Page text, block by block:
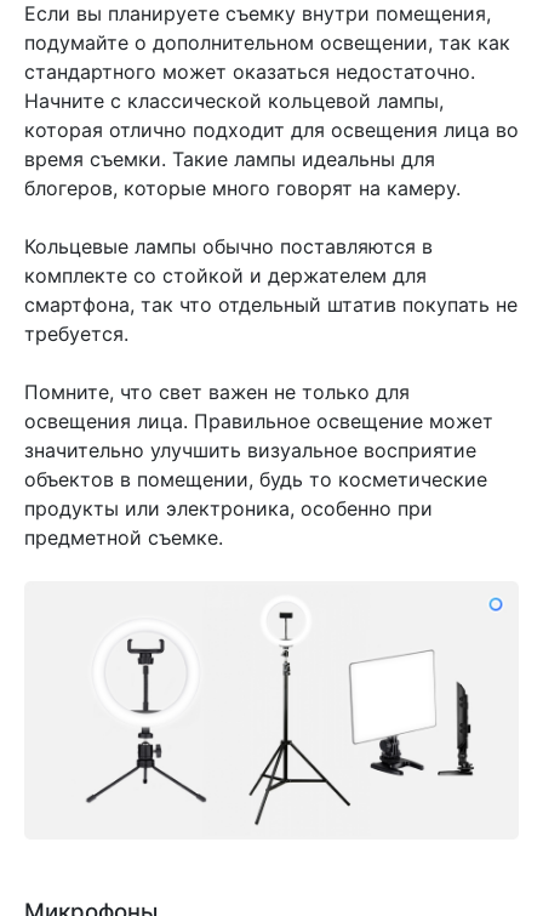
Если вы планируете съемку внутри помещения,
подумайте о дополнительном освещении, так как
стандартного может оказаться недостаточно.
Начните с классической кольцевой лампы,
которая отлично подходит для освещения лица во
время съемки. Такие лампы идеальны для
блогеров, которые много говорят на камеру.
Кольцевые лампы обычно поставляются в
комплекте со стойкой и держателем для
смартфона, так что отдельный штатив покупать не
требуется.
Помните, что свет важен не только для
освещения лица. Правильное освещение может
значительно улучшить визуальное восприятие
объектов в помещении, будь то косметические
продукты или электроника, особенно при
предметной съемке.